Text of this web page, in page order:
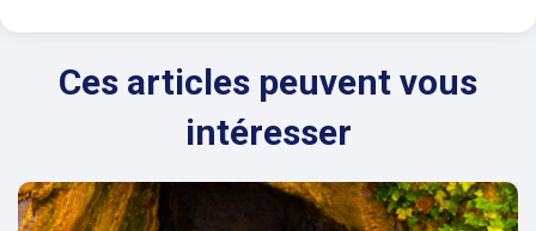
Ces articles peuvent vous
intéresser